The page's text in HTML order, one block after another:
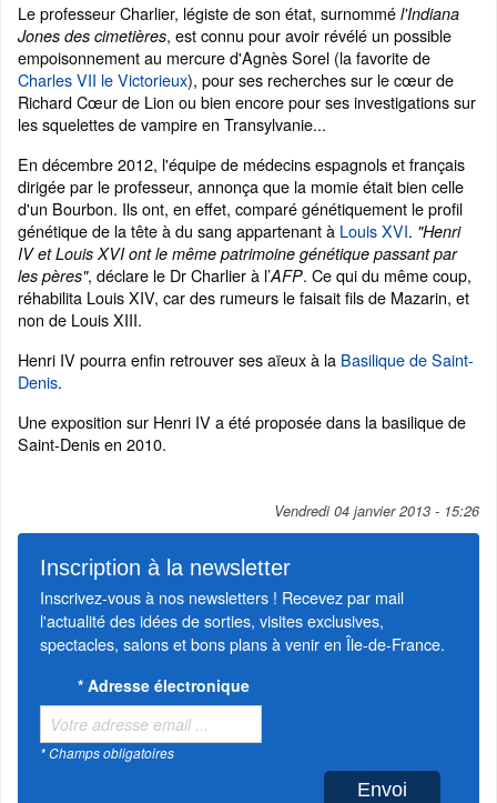
Le professeur Charlier, légiste de son état, surnommé l'Indiana
Jones des cimetières, est connu pour avoir révélé un possible
empoisonnement au mercure d'Agnès Sorel (la favorite de
Charles VII le Victorieux), pour ses recherches sur le cœur de
Richard Cœur de Lion ou bien encore pour ses investigations sur
les squelettes de vampire en Transylvanie...
En décembre 2012, l'équipe de médecins espagnols et français
dirigée par le professeur, annonça que la momie était bien celle
d'un Bourbon. Ils ont, en effet, comparé génétiquement le profil
génétique de la tête à du sang appartenant à Louis XVI. "Henri
IV et Louis XVI ont le même patrimoine génétique passant par
les pères", déclare le Dr Charlier à l’AFP. Ce qui du même coup,
réhabilita Louis XIV, car des rumeurs le faisait fils de Mazarin, et
non de Louis XIII.
Henri IV pourra enfin retrouver ses aïeux à la Basilique de Saint-
Denis.
Une exposition sur Henri IV a été proposée dans la basilique de
Saint-Denis en 2010.
Vendredi 04 janvier 2013 - 15:26
Inscription à la newsletter
Inscrivez-vous à nos newsletters ! Recevez par mail
l'actualité des idées de sorties, visites exclusives,
spectacles, salons et bons plans à venir en Île-de-France.
* Adresse électronique
* Champs obligatoires